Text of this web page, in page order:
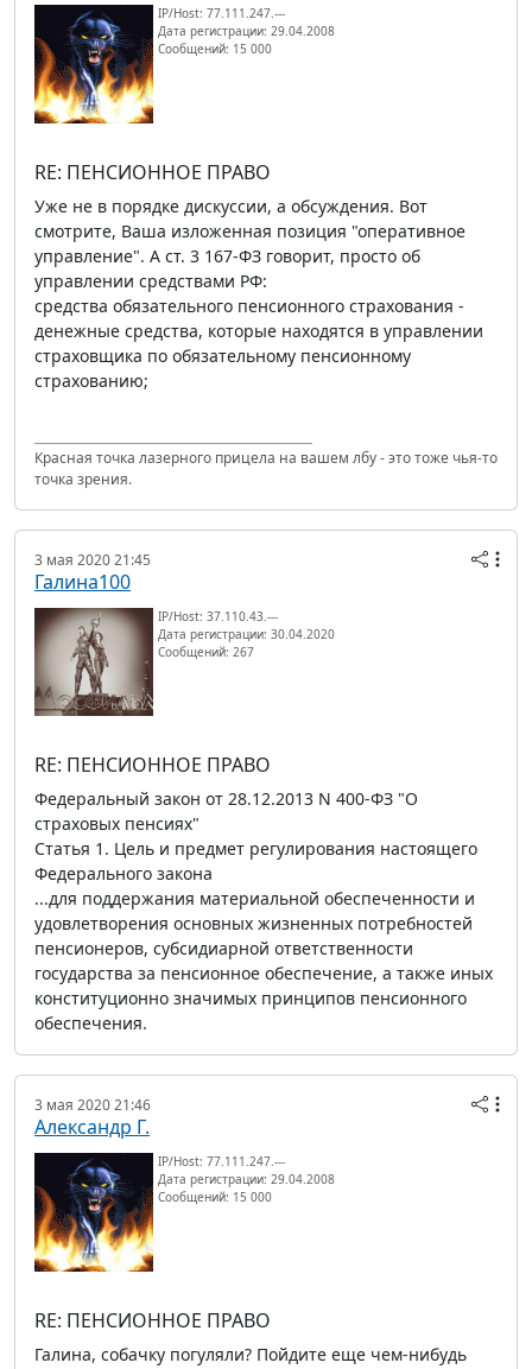
IP/Host: 77.111.247.---
Дата регистрации: 29.04.2008
Сообщений: 15 000
RE: ПЕНСИОННОЕ ПРАВО
Уже не в порядке дискуссии, а обсуждения. Вот
смотрите, Ваша изложенная позиция "оперативное
управление". А ст. 3 167-ФЗ говорит, просто об
управлении средствами РФ:
средства обязательного пенсионного страхования -
денежные средства, которые находятся в управлении
страховщика по обязательному пенсионному
страхованию;
Красная точка лазерного прицела на вашем лбу - это тоже чья-то
точка зрения.
3 мая 2020 21:45
Галина100
IP/Host: 37.110.43.---
Дата регистрации: 30.04.2020
Сообщений: 267
RE: ПЕНСИОННОЕ ПРАВО
Федеральный закон от 28.12.2013 N 400-ФЗ "О
страховых пенсиях"
Статья 1. Цель и предмет регулирования настоящего
Федерального закона
...для поддержания материальной обеспеченности и
удовлетворения основных жизненных потребностей
пенсионеров, субсидиарной ответственности
государства за пенсионное обеспечение, а также иных
конституционно значимых принципов пенсионного
обеспечения.
3 мая 2020 21:46
Александр Г.
IP/Host: 77.111.247.---
Дата регистрации: 29.04.2008
Сообщений: 15 000
RE: ПЕНСИОННОЕ ПРАВО
Галина, собачку погуляли? Пойдите еще чем-нибудь